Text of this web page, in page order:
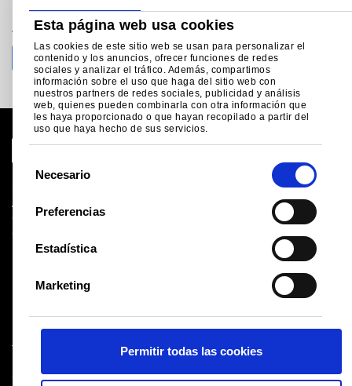
Esta página web usa cookies
Las cookies de este sitio web se usan para personalizar el
contenido y los anuncios, ofrecer funciones de redes
sociales y analizar el tráfico. Además, compartimos
información sobre el uso que haga del sitio web con
nuestros partners de redes sociales, publicidad y análisis
web, quienes pueden combinarla con otra información que
les haya proporcionado o que hayan recopilado a partir del
uso que haya hecho de sus servicios.
n
Necesario
Preferencias
Estadística
Marketing
Permitir todas las cookies
Join the conversation with Tata Steel
Aviso legal
Cookies
Condiciones de ventas
Proveedores
Salud y seguridad
Tata Steel UK Limited
7HS